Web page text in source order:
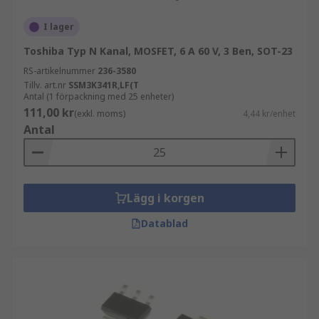
Vad är utarmnings- och
förstärkningslägen?
MOSFET-transistorer har två lägen; utarmning
och förstärkning. Utarmnings-MOSFETs fungerar
som en stängd strömbrytare. Strömmen passerar
när ingen ström appliceras. Strömflödet stoppar
om en negativ spänning appliceras.
Förstärkningsläge-MOSFETs är som en variabel
utarmningsläge-MOSFETs. De kommer i n-kanal
eller p-kanal varianter.
och Dränering. När en spänning appliceras
mellan Grind- och Källterminalerna kan ström
I lager
Toshiba Typ N Kanal, MOSFET, 6 A 60 V, 3 Ben, SOT-23
RS-artikelnummer 236-3580
Tillv. art.nr SSM3K341R,LF(T
Antal (1 förpackning med 25 enheter)
111,00 kr(exkl. moms) 4,44 kr/enhet
Antal
Lägg i korgen
Datablad